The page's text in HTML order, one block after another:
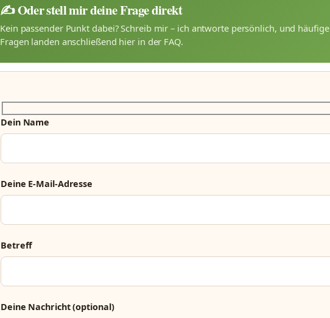
✍️ Oder stell mir deine Frage direkt
Kein passender Punkt dabei? Schreib mir – ich antworte persönlich, und häufige
Fragen landen anschließend hier in der FAQ.
Dein Name
Deine E-Mail-Adresse
Betreff
Deine Nachricht (optional)